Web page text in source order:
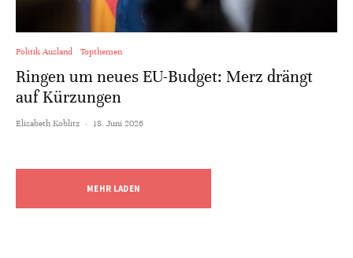
Politik Ausland Topthemen
Ringen um neues EU-Budget: Merz drängt
auf Kürzungen
Elisabeth Koblitz · 18. Juni 2026
MEHR LADEN